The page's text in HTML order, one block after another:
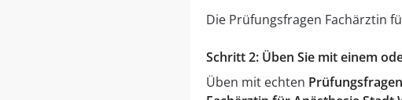
Die Prüfungsfragen Fachärztin
Schritt 2: Üben Sie mit einem
Üben mit echten